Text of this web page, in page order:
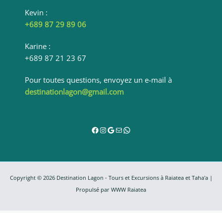
Kevin :
+689 87 29 89 06
Karine :
+689 87 21 23 67
Pour toutes questions, envoyez un e-mail à
destinationlagon@gmail.com
Facebook
Instagram
Google
E-mailWhatsApp
Copyright © 2026 Destination Lagon - Tours et Excursions à Raiatea et Taha'a |
Propulsé par WWW Raiatea